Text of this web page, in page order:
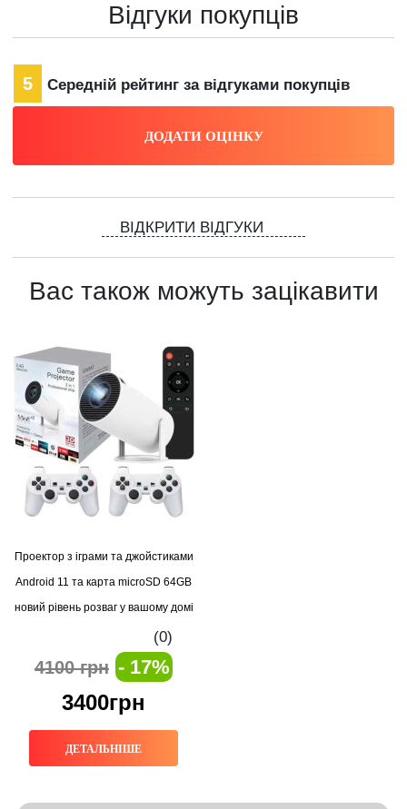
Відгуки покупців
5 Середній рейтинг за відгуками покупців
ВІДКРИТИ ВІДГУКИ
Вас також можуть зацікавити
Проектор з іграми та джойстиками
Android 11 та карта microSD 64GB
новий рівень розваг у вашому домі
(0)
4100 грн - 17%
3400грн
ДЕТАЛЬНІШЕ